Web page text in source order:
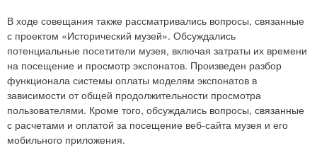
В ходе совещания также рассматривались вопросы, связанные
с проектом «Исторический музей». Обсуждались
потенциальные посетители музея, включая затраты их времени
на посещение и просмотр экспонатов. Произведен разбор
функционала системы оплаты моделям экспонатов в
зависимости от общей продолжительности просмотра
пользователями. Кроме того, обсуждались вопросы, связанные
с расчетами и оплатой за посещение веб-сайта музея и его
мобильного приложения.